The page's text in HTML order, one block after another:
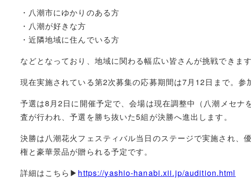
・八潮市にゆかりのある方
・八潮が好きな方
・近隣地域に住んでいる方
などとなっており、地域に関わる幅広い皆さんが挑戦できます
現在実施されている第2次募集の応募期間は7月12日まで。参
予選は8月2日に開催予定で、会場は現在調整中（八潮メセナ
査が行われ、予選を勝ち抜いた5組が決勝へ進出します。
決勝は八潮花火フェスティバル当日のステージで実施され、
権と豪華景品が贈られる予定です。
詳細はこちら▶ https://yashio-hanabi.xii.jp/audition.html